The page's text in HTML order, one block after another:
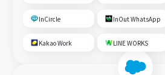
InCircle InOut WhatsApp
Kakao Work LINE WORKS